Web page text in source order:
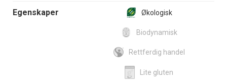
Egenskaper Økologisk
Biodynamisk
Rettferdig handel
Lite gluten